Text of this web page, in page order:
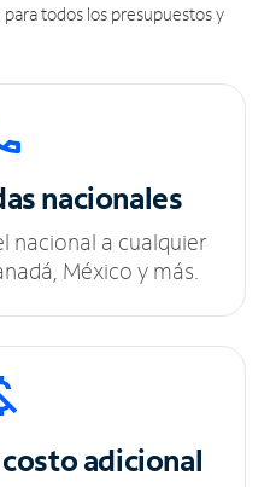
todos los presupuestos y
nacionales
nacional a cualquier
México y más.
costo adicional